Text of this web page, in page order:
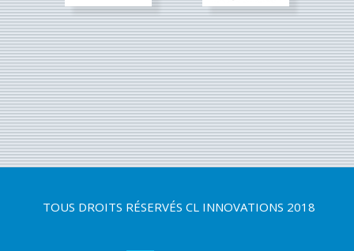
TOUS DROITS RÉSERVÉS CL INNOVATIONS 2018